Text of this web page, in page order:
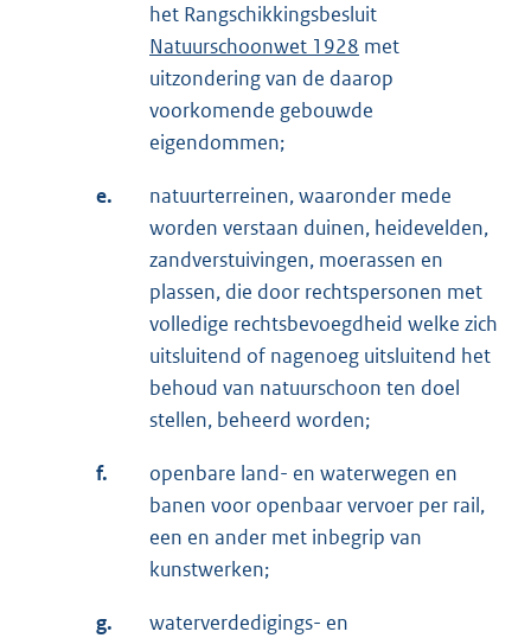
het Rangschikkingsbesluit
Natuurschoonwet 1928 met
uitzondering van de daarop
voorkomende gebouwde
eigendommen;
e.
natuurterreinen, waaronder mede
worden verstaan duinen, heidevelden,
zandverstuivingen, moerassen en
plassen, die door rechtspersonen met
volledige rechtsbevoegdheid welke zich
uitsluitend of nagenoeg uitsluitend het
behoud van natuurschoon ten doel
stellen, beheerd worden;
f.
openbare land- en waterwegen en
banen voor openbaar vervoer per rail,
een en ander met inbegrip van
kunstwerken;
g.
waterverdedigings- en